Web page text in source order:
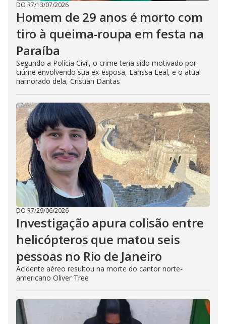
DO R7/13/07/2026
Homem de 29 anos é morto com
tiro à queima-roupa em festa na
Paraíba
Segundo a Polícia Civil, o crime teria sido motivado por
ciúme envolvendo sua ex-esposa, Larissa Leal, e o atual
namorado dela, Cristian Dantas
DO R7/29/06/2026
Investigação apura colisão entre
helicópteros que matou seis
pessoas no Rio de Janeiro
Acidente aéreo resultou na morte do cantor norte-
americano Oliver Tree